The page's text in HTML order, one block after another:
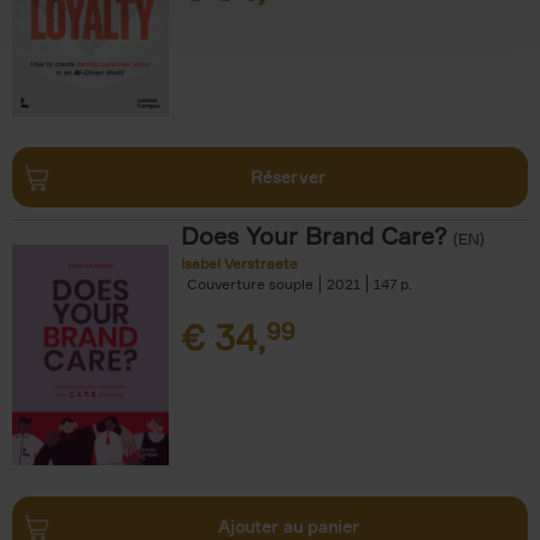
Réserver
Does Your Brand Care? (EN)
Isabel Verstraete
Couverture souple
2021 147
€ 34,99
Ajouter au panier